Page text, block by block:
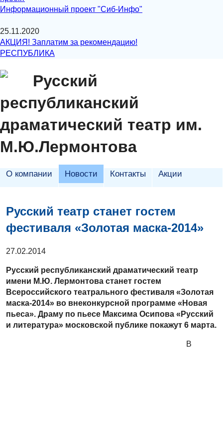
Информационный проект "Сиб-Инфо"
25.11.2020
АКЦИЯ! Заплатим за рекомендацию!
РЕСПУБЛИКА
Русский
республиканский
драматический театр им.
М.Ю.Лермонтова
О компании Новости Контакты Акции
Русский театр станет гостем
фестиваля «Золотая маска-2014»
27.02.2014
Русский республиканский драматический театр
имени М.Ю. Лермонтова станет гостем
Всероссийского театрального фестиваля «Золотая
маска-2014» во внеконкурсной программе «Новая
пьеса». Драму по пьесе Максима Осипова «Русский
и литература» московской публике покажут 6 марта.
В